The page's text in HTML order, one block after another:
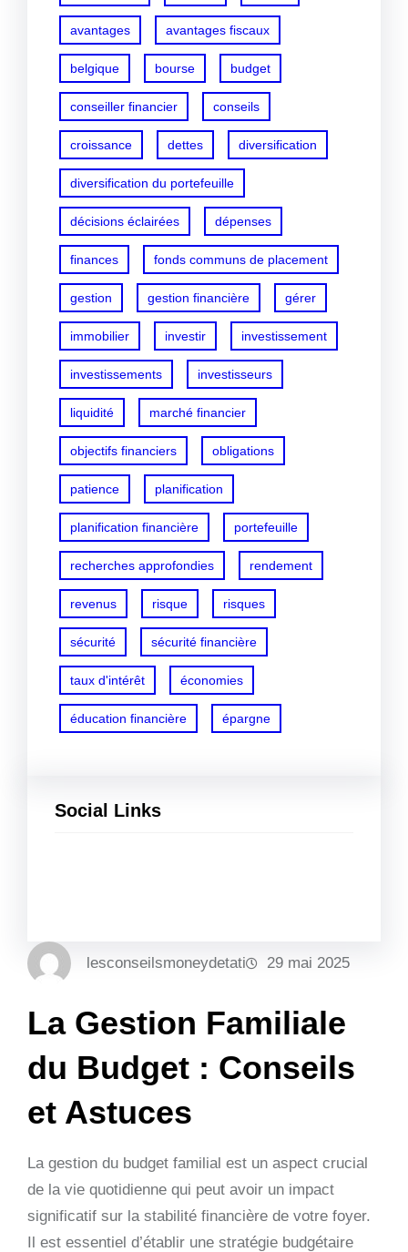
avantages avantages fiscaux
belgique bourse budget
conseiller financier conseils
croissance dettes diversification
diversification du portefeuille
décisions éclairées dépenses
finances fonds communs de placement
gestion gestion financière gérer
immobilier investir investissement
investissements investisseurs
liquidité marché financier
objectifs financiers obligations
patience planification
planification financière portefeuille
recherches approfondies rendement
revenus risque risques
sécurité sécurité financière
taux d'intérêt économies
éducation financière épargne
Social Links
lesconseilsmoneydetati 29 mai 2025
La Gestion Familiale
du Budget : Conseils
et Astuces
La gestion du budget familial est un aspect crucial
de la vie quotidienne qui peut avoir un impact
significatif sur la stabilité financière de votre foyer.
Il est essentiel d’établir une stratégie budgétaire